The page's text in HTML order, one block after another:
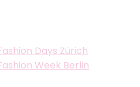
Days Zürich
Week Berlin